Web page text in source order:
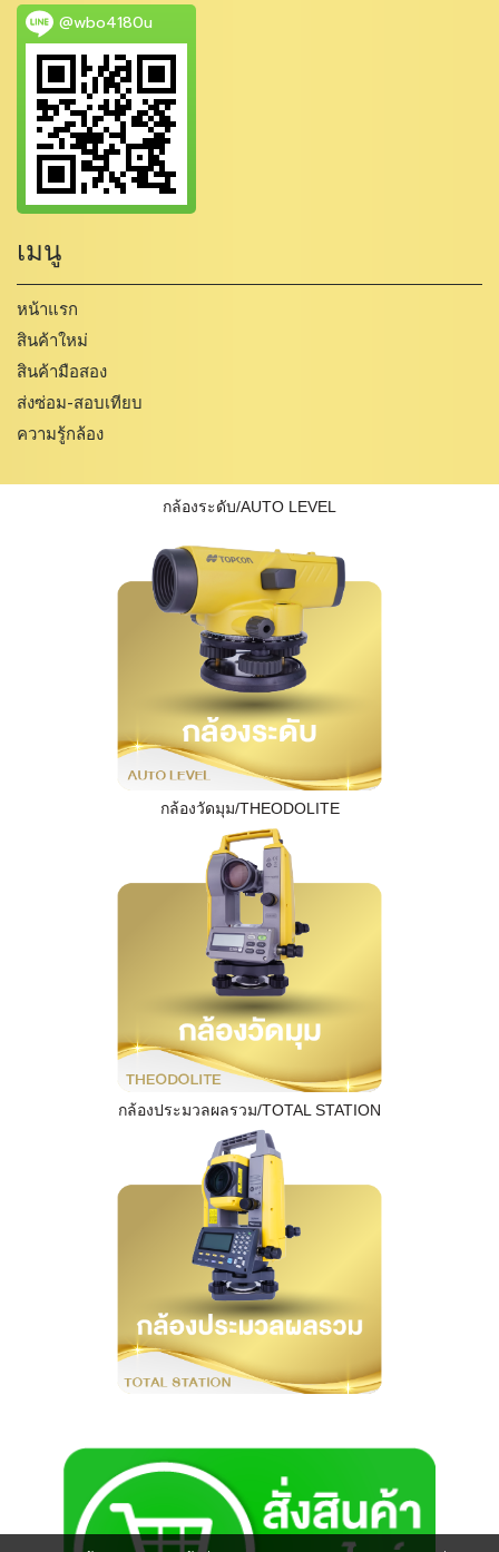
@wbo4180u
เมนู
หน้าแรก
สินค้าใหม่
สินค้ามือสอง
ส่งซ่อม-สอบเทียบ
ความรู้กล้อง
กล้องระดับ/AUTO LEVEL
กล้องวัดมุม/THEODOLITE
กล้องประมวลผลรวม/TOTAL STATION